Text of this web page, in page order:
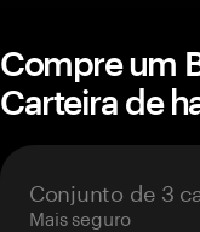
Compre um
Carteira de
Conjunto de 3
Mais seguro